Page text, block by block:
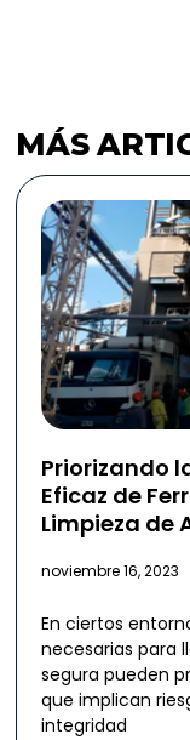
MÁS
Priorizando
Eficaz de
Limpieza de
noviembre 16, 2023
En ciertos
necesarias para
segura pueden
que implican
integridad